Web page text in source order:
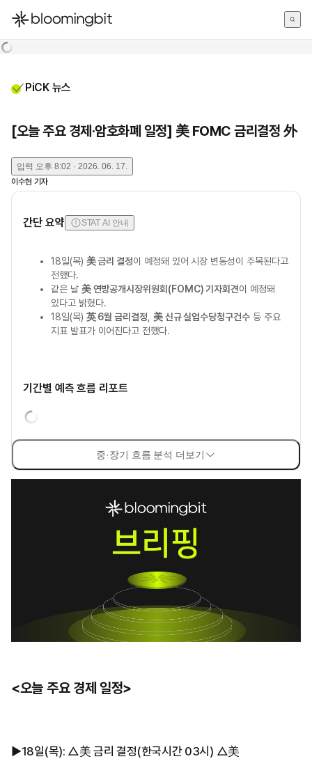
한국어
PiCK 뉴스
[오늘 주요 경제·암호화폐 일정] 美 FOMC 금리결정 外
입력 오후 8:02 · 2026. 06. 17.
이수현 기자
간단 요약 STAT AI 안내
18일(목) 美 금리 결정이 예정돼 있어 시장 변동성이 주목된다고
전했다.
같은 날 美 연방공개시장위원회(FOMC) 기자회견이 예정돼
있다고 밝혔다.
18일(목) 英 6월 금리결정 美 신규 실업수당청구건수등 주요
지표 발표가 이어진다고 전했다.
기간별 예측 흐름 리포트
중·장기 흐름 분석 더보기
<오늘 주요 경제 일정>
▶︎18일(목): △美 금리 결정(한국시간 03시) △美